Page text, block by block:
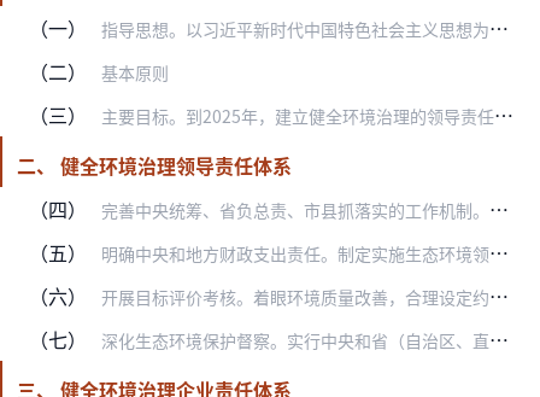
（一）
指导思想。以习近平新时代中国特色社会主义思想为指导，全面贯彻党的十九大和十九届二中、三中、四中全会精神，深入贯彻习近平生态文明思想，紧紧围绕统筹推进“五位一体”…
（二） 基本原则
（三） 主要目标。到2025年，建立健全环境治理的领导责任体系、企业责任体系、全民行动体系、监管体系、市场体系、信用体系、法律法规政策体系，落实各类主体责任，提高市场主…
二、 健全环境治理领导责任体系
（四）
完善中央统筹、省负总责、市县抓落实的工作机制。党中央、国务院统筹制定生态环境保护的大政方针，提出总体目标，谋划重大战略举措。制定实施中央和国家机关有关部门生态环…
（五） 明确中央和地方财政支出责任。制定实施生态环境领域中央与地方财政事权和支出责任划分改革方案，除全国性、重点区域流域、跨区域、国际合作等环境治理重大事务外，主要由地…
（六） 开展目标评价考核。着眼环境质量改善，合理设定约束性和预期性目标，纳入国民经济和社会发展规划、国土空间规划以及相关专项规划。各地区可制定符合实际、体现特色的目标。…
（七） 深化生态环境保护督察。实行中央和省（自治区、直辖市）两级生态环境保护督察体制。以解决突出生态环境问题、改善生态环境质量、推动经济高质量发展为重点，推进例行督察，…
三、 健全环境治理企业责任体系